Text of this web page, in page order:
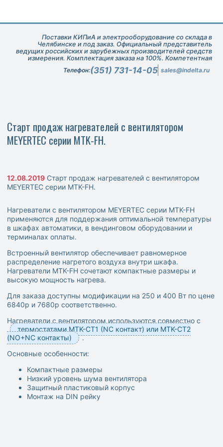
Поставки КИПиА и электрооборудование со склада в
Челябинске и под заказ. Официальный представитель
ведущих российских и зарубежных производителей средств
измерения. Комплектация заказа на 100%. Компетентная
техническая поддержка при подборе оборудования.
Телефон:(351) 731-14-05 sales@indelta.ru
Старт продаж нагревателей с вентилятором
MEYERTEC серии MTK-FH.
12.08.2019 Старт продаж нагревателей с вентилятором
MEYERTEC серии MTK-FH.
Нагреватели с вентилятором MEYERTEC серии MTK-FH
применяются для поддержания оптимальной температуры
в шкафах автоматики, в вендинговом оборудовании и
терминалах оплаты.
Встроенный вентилятор обеспечивает равномерное
распределение нагретого воздуха внутри шкафа.
Нагреватели MTK-FH сочетают компактные размеры и
высокую мощность нагрева.
Для заказа доступны модификации на 250 и 400 Вт по цене
6840р и 7680р соответственно.
Нагреватели с вентилятором используются совместно с
термостатами MTK-CT1 (NC контакт) или MTK-CT2
(NO+NC контакты)
.
Основные особенности:
Компактные размеры
Низкий уровень шума вентилятора
Защитный пластиковый корпус
Монтаж на DIN рейку